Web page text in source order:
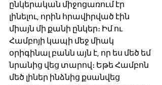
ընկերական միջոցառում էր
լինելու, որին հրավիրված էին
միայն մի քանի ընկեր։ Իմ ու
Համբոյի կապի մեջ միակ
օրիգինալ բանն այն է, որ ես մեծ եմ
նրանից վեց տարով։ Եթե Համբոն
մեծ լիներ ինձնից քսանվեց